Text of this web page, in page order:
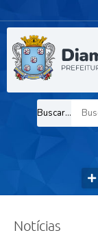
Buscar...
Notícias